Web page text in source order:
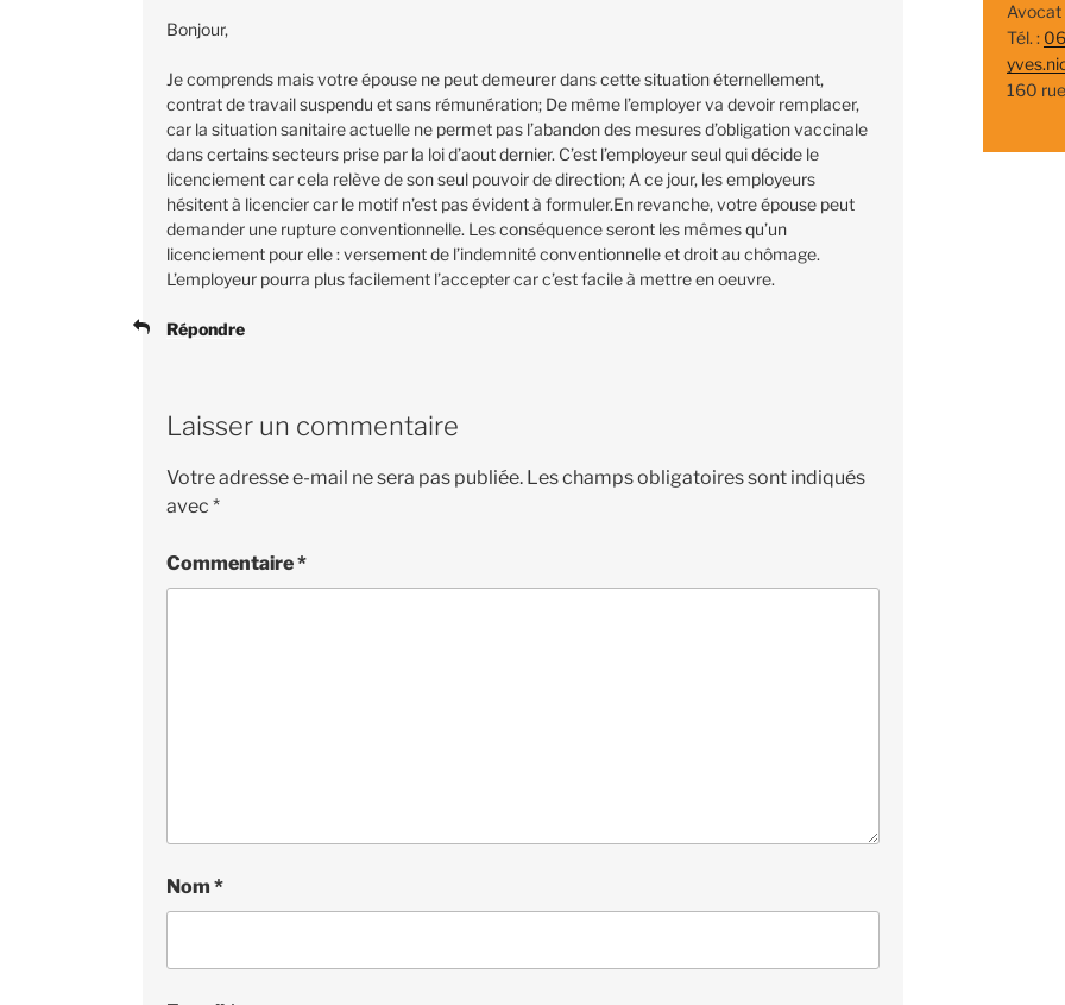
Bonjour,
Je comprends mais votre épouse ne peut demeurer dans cette situation éternellement,
contrat de travail suspendu et sans rémunération; De même l’employer va devoir remplacer,
car la situation sanitaire actuelle ne permet pas l’abandon des mesures d’obligation vaccinale
dans certains secteurs prise par la loi d’aout dernier. C’est l’employeur seul qui décide le
licenciement car cela relève de son seul pouvoir de direction; A ce jour, les employeurs
hésitent à licencier car le motif n’est pas évident à formuler.En revanche, votre épouse peut
demander une rupture conventionnelle. Les conséquence seront les mêmes qu’un
licenciement pour elle : versement de l’indemnité conventionnelle et droit au chômage.
L’employeur pourra plus facilement l’accepter car c’est facile à mettre en oeuvre.
Répondre
Laisser un commentaire
Votre adresse e-mail ne sera pas publiée. Les champs obligatoires sont indiqués
avec *
Commentaire*
Nom *
Avocat
Tél. :
160